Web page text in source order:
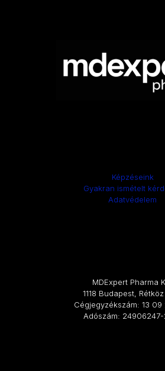
Képzéseink
Gyakran ismételt
Adatvédelem
MDExpert Pharma
1118 Budapest,
Cégjegyzékszám: 13 09
Adószám: